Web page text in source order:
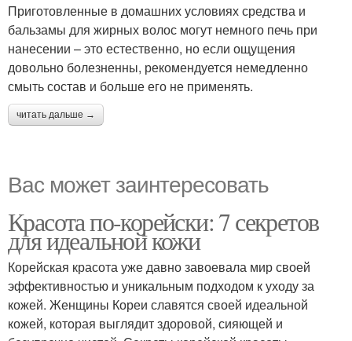
Приготовленные в домашних условиях средства и
бальзамы для жирных волос могут немного печь при
нанесении – это естественно, но если ощущения
довольно болезненны, рекомендуется немедленно
смыть состав и больше его не применять.
читать дальше →
Вас может заинтересовать
Красота по-корейски: 7 секретов
для идеальной кожи
Корейская красота уже давно завоевала мир своей
эффективностью и уникальным подходом к уходу за
кожей. Женщины Кореи славятся своей идеальной
кожей, которая выглядит здоровой, сияющей и